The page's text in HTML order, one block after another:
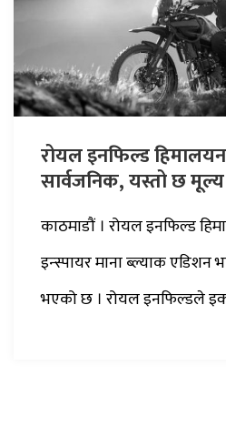
रोयल इनफिल्ड
सार्वजनिक, यस्तो छ मूल्य
काठमाडौं । रोयल इनफिल्ड
इन्स्पायर माना ब्ल्याक एडिशन
भएको छ । रोयल इनफिल्डले